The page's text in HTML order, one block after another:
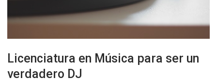
Licenciatura en Música para ser un
verdadero DJ